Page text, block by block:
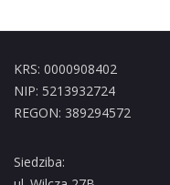
KRS: 0000908402
NIP: 5213932724
REGON: 389294572
Siedziba: